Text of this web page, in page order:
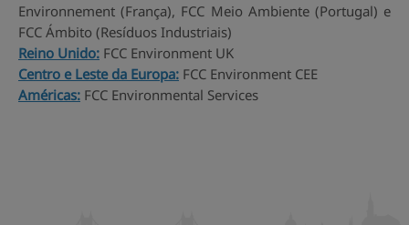
Environnement (França), FCC Meio Ambiente (Portugal) e
FCC Ámbito (Resíduos Industriais)
Reino Unido: FCC Environment UK
Centro e Leste da Europa: FCC Environment CEE
Américas: FCC Environmental Services